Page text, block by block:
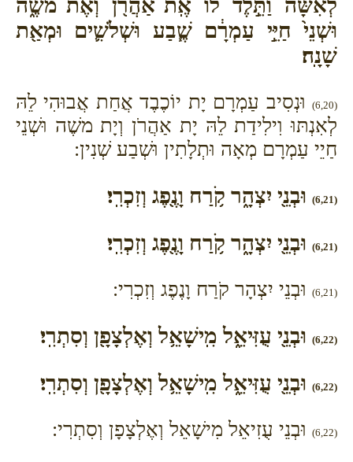
לְאִשָּׁ֔ה וַתֵּ֣לֶד ל֔וֹ אֶֽת־אַהֲרֹ֖ן וְאֶת־מֹשֶׁ֑ה
וּשְׁנֵי֙ חַיֵּ֣י עַמְרָ֔ם שֶׁ֧בַע וּשְׁלֹשִׁ֛ים וּמְאַ֖ת
שָׁנָֽה׃
(6,20)
וּנְסִיב עַמְרָם יָת יוֹכֶבֶד אֲחַת אֲבוּהִי לֵהּ
לְאִנְתּוּ וִילִידַת לֵהּ יָת אַהֲרֹן וְיָת משֶׁה וּשְׁנֵי
חַיֵי עַמְרָם מְאָה וּתְלָתִין וּשְׁבַע שְׁנִין:
(6,21) וּבְנֵ֖י יִצְהָ֑ר קֹ֥רַח וָנֶ֖פֶג וְזִכְרִֽי׃
(6,21) וּבְנֵ֖י יִצְהָ֑ר קֹ֥רַח וָנֶ֖פֶג וְזִכְרִֽי׃
(6,21) וּבְנֵי יִצְהָר קֹרַח וָנֶפֶג וְזִכְרִי:
(6,22) וּבְנֵ֖י עֻזִּיאֵ֑ל מִֽישָׁאֵ֥ל וְאֶלְצָפָ֖ן וְסִתְרִֽי׃
(6,22) וּבְנֵ֖י עֻזִּיאֵ֑ל מִֽישָׁאֵ֥ל וְאֶלְצָפָ֖ן וְסִתְרִֽי׃
(6,22) וּבְנֵי עֻזִיאֵל מִישָׁאֵל וְאֶלְצָפָן וְסִתְרִי: